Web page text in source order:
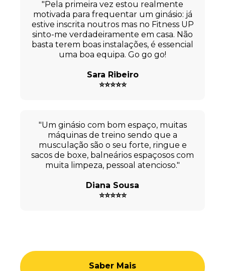
"Pela primeira vez estou realmente
motivada para frequentar um ginásio: já
estive inscrita noutros mas no Fitness UP
sinto-me verdadeiramente em casa. Não
basta terem boas instalações, é essencial
uma boa equipa. Go go go!
Sara Ribeiro
⭐⭐⭐⭐⭐
"Um ginásio com bom espaço, muitas
máquinas de treino sendo que a
musculação são o seu forte, ringue e
sacos de boxe, balneários espaçosos com
muita limpeza, pessoal atencioso."
Diana Sousa
⭐⭐⭐⭐⭐
Saber Mais